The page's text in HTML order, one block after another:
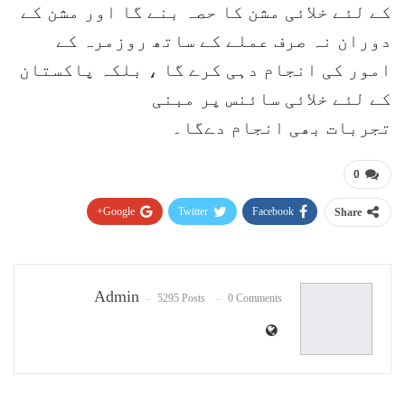
کے لئے خلائی مشن کا حصہ بنے گا اور مشن کے
دوران نہ صرف عملے کے ساتھ روزمرہ کے
امور کی انجام دہی کرے گا ، بلکہ پاکستان
کے لئے خلائی سائنس پر مبنی
تجربات بھی انجام دےگا۔
0
Share
Facebook
Twitter
Google+
Admin 5295 Posts 0 Comments